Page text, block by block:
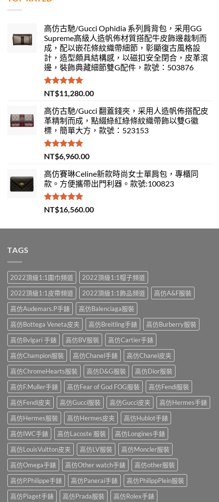
高仿古馳/Gucci Ophidia 系列肩背包，采用GG
Supreme高級人造帆佈材質搭配牛皮飾邊裁制而
成，配以嵌花條紋織帶細節，彰顯復古風格設
計，造型頗具結構感，以磁扣安全閉合，皮革滾
邊，裝飾典藏細節雙G配件，款號：503876
評分5.00
滿分 5
NT$11,280.00
高仿古馳/Gucci 翻蓋錢夾，采用人造帆佈搭配皮
革精制而成，點綴綠紅綠條紋織帶飾以雙G徽
標，簡單大方，款號：523153
評分 5.00
滿分 5
NT$6,960.00
高仿賽琳Celine新款時尚女士單肩包，專櫃同
款。方便攜帶出門利器。款號:100823
評分5.00
滿分 5
NT$16,560.00
TAGS
2022頂級1:1圍巾頻道
2022頂級1:1帽子頻道
2022頂級1:1皮帶頻道
2022頂級1:1飾品頻道
高仿A&F服裝
高仿Audemars.P手錶
高仿Balenciaga服裝
高仿Bottega Veneta皮夹
高仿Breitling手錶
高仿Burberry服裝
高仿Bvlgari 手錶
高仿BV服裝
高仿Cartier手錶
高仿Champion服裝
高仿Chanel手錶
高仿Chanel皮夹
高仿ChromeHearts服裝
高仿D&G服裝
高仿Dior服裝
高仿F.Muller手錶
高仿Fear of God FOG服裝
高仿Fendi服裝
高仿Fendi皮夹
高仿Gucci服裝 高仿Gucci皮夹
高仿Hermes手錶
高仿Hermes服裝
高仿Hermes皮夹
高仿Hublot手錶
高仿IWC手錶
高仿Lacoste 服裝
高仿Longines手錶
高仿LouisVuitton皮夹
高仿LV服裝
高仿Moncler服裝
高仿Omega手錶
高仿Other watch手錶
高仿other服裝
高仿P.Philippe手錶
高仿Panerai手錶
高仿PhilippPlein服裝
高仿Piaget手錶
高仿Prada服裝 高仿Rolex手錶